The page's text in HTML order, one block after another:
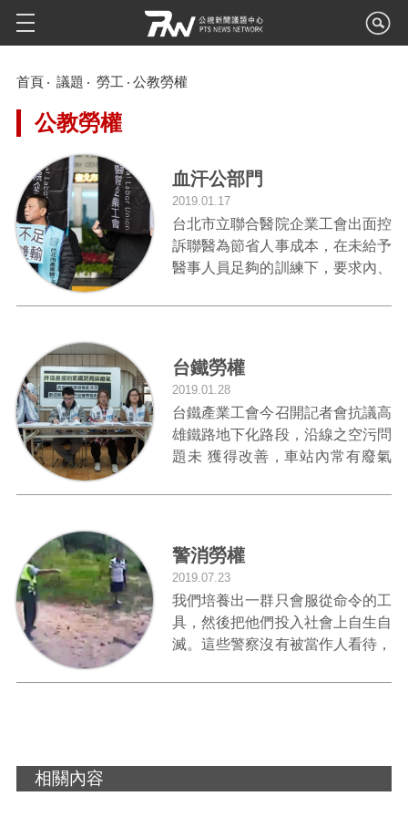
首頁 議題 勞工 公教勞權
公教勞權
血汗公部門
2019.01.17
台北市立聯合醫院企業工會出面控
訴聯醫為節省人事成本，在未給予
醫事人員足夠的訓練下，要求內、
安危......
台鐵勞權
2019.01.28
台鐵產業工會今召開記者會抗議高
雄鐵路地下化路段，沿線之空污問
題未 獲得改善，車站內常有廢氣
員的健康。
警消勞權
2019.07.23
我們培養出一群只會服從命令的工
具，然後把他們投入社會上自生自
滅。這些警察沒有被當作人看待，
看待。當現場超越了規則與命令，
相關內容